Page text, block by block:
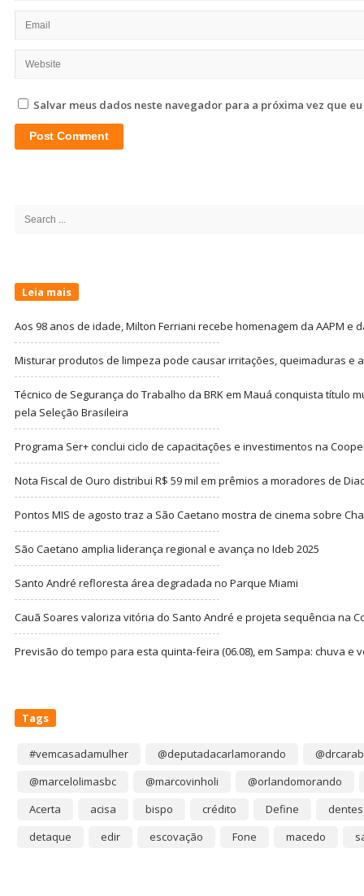
Salvar meus dados neste navegador para a próxima vez que
Search
Leia mais
Aos 98 anos de idade, Milton Ferriani recebe homenagem da AAPM e
Misturar produtos de limpeza pode causar irritações, queimaduras e
Técnico de Segurança do Trabalho da BRK em Mauá conquista título
pela Seleção Brasileira
Programa Ser+ conclui ciclo de capacitações e investimentos na
Nota Fiscal de Ouro distribui R$ 59 mil em prêmios a moradores de
Pontos MIS de agosto traz a São Caetano mostra de cinema sobre
São Caetano amplia liderança regional e avança no Ideb 2025
Santo André refloresta área degradada no Parque Miami
Cauã Soares valoriza vitória do Santo André e projeta sequência na
Previsão do tempo para esta quinta-feira (06.08), em Sampa: chuva e
Tags
#vemcasadamulher @deputadacarlamorando
@marcelolimasbc
@marcovinholi
@orlandomorando
Acerta
acisa bispo crédito Define
dentes
detaque
edir escovação Fone macedo